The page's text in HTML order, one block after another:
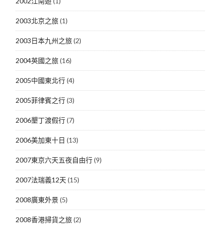
2003北京之旅(1)
2003日本九州之旅(2)
2004英國之旅(16)
2005中國東北行(4)
2005菲律賓之行(3)
2006墾丁渡假行(7)
2006美加東十日 (13)
2007東京六天五夜自由行(9)
2007法瑞義12天(15)
2008廣東外景(5)
2008香港掃貨之旅(2)